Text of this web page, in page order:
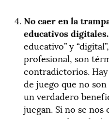
No caer en la
educativos digitales.
educativo” y
profesional, son
contradictorios.
de juego que no
un verdadero
juegan. Si no se